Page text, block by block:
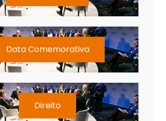
Data Comemorativa
Direito